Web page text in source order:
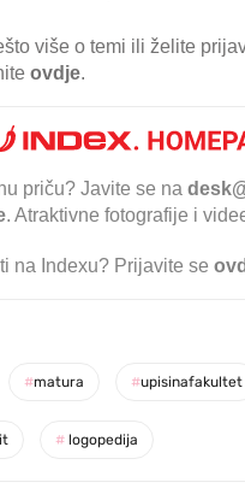
više o temi ili želite
ovdje.
priču? Javite se na
. Atraktivne fotografije i
na Indexu? Prijavite se
#matura #upisinafakultet
# logopedija